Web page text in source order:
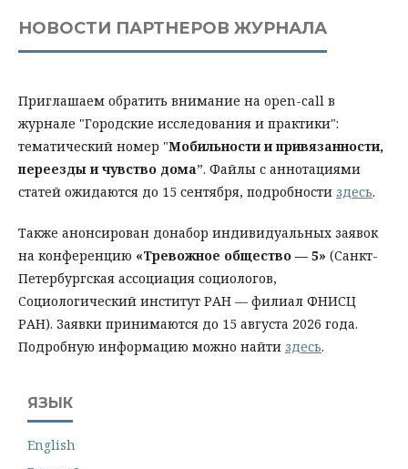
НОВОСТИ ПАРТНЕРОВ ЖУРНАЛА
Приглашаем обратить внимание на open-call в
журнале "Городские исследования и практики":
тематический номер "Мобильности и привязанности,
переезды и чувство дома”. Файлы с аннотациями
статей ожидаются до 15 сентября, подробности здесь.
Также анонсирован донабор индивидуальных заявок
на конференцию «Тревожное общество — 5» (Санкт-
Петербургская ассоциация социологов,
Социологический институт РАН — филиал ФНИСЦ
РАН). Заявки принимаются до 15 августа 2026 года.
Подробную информацию можно найти здесь.
ЯЗЫК
English